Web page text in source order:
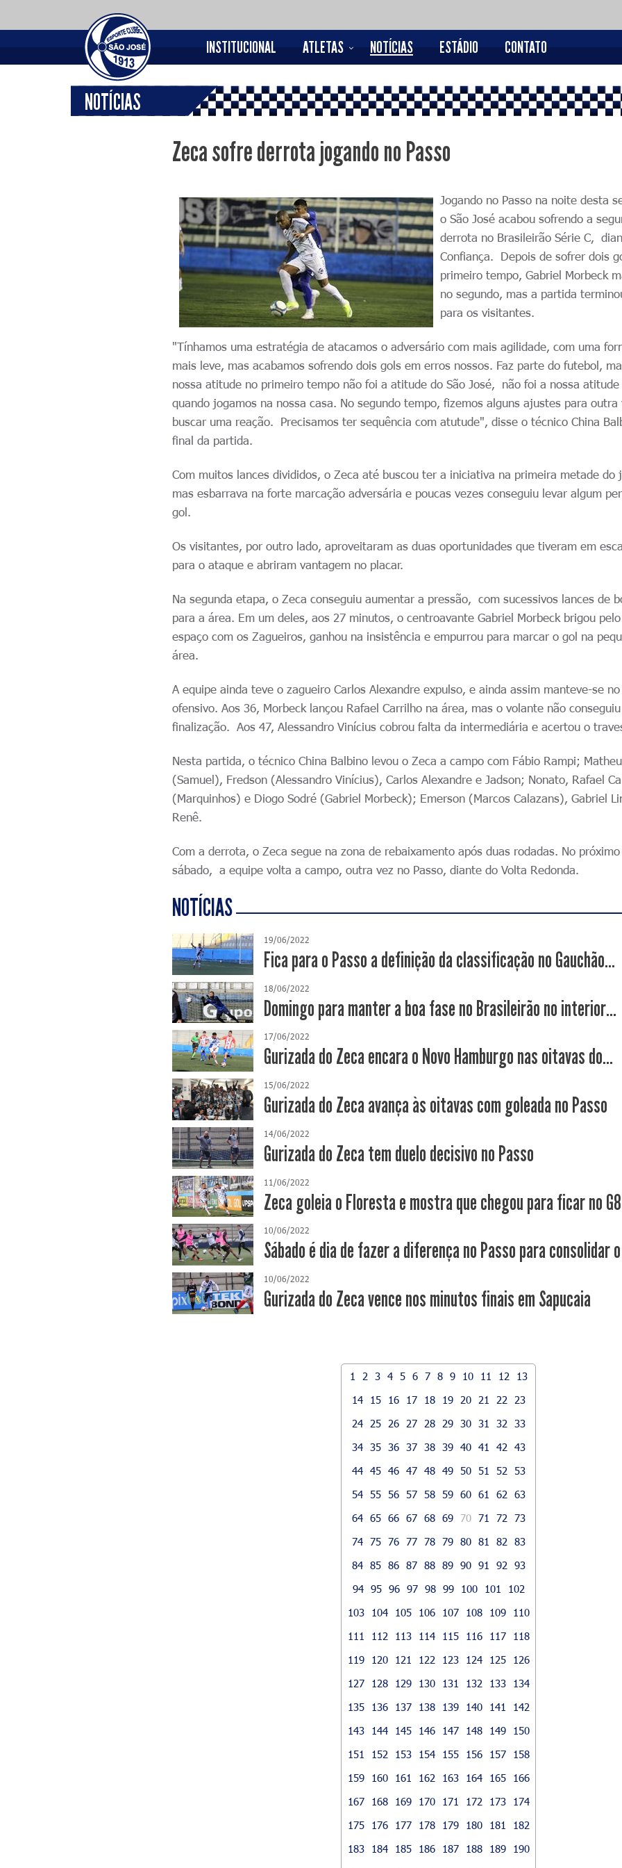
INSTITUCIONAL ATLETAS NOTÍCIAS ESTÁDIO CONTATO
NOTÍCIAS
Zeca sofre derrota jogando no Passo
Jogando no Passo na noite desta
o São José acabou sofrendo a
derrota no Brasileirão Série C,
Confiança. Depois de sofrer dois
primeiro tempo, Gabriel Morbeck
no segundo, mas a partida
para os visitantes.
"Tínhamos uma estratégia de atacamos o adversário com mais agilidade, com uma
mais leve, mas acabamos sofrendo dois gols em erros nossos. Faz parte do futebol,
nossa atitude no primeiro tempo não foi a atitude do São José, não foi a nossa atitude
quando jogamos na nossa casa. No segundo tempo, fizemos alguns ajustes para outra
buscar uma reação. Precisamos ter sequência com atutude", disse o técnico China
final da partida.
Com muitos lances divididos, o Zeca até buscou ter a iniciativa na primeira metade do
mas esbarrava na forte marcação adversária e poucas vezes conseguiu levar algum
gol.
Os visitantes, por outro lado, aproveitaram as duas oportunidades que tiveram em
para o ataque e abriram vantagem no placar.
Na segunda etapa, o Zeca conseguiu aumentar a pressão, com sucessivos lances de
para a área. Em um deles, aos 27 minutos, o centroavante Gabriel Morbeck brigou pelo
espaço com os Zagueiros, ganhou na insistência e empurrou para marcar o gol na
área.
A equipe ainda teve o zagueiro Carlos Alexandre expulso, e ainda assim manteve-se
ofensivo. Aos 36, Morbeck lançou Rafael Carrilho na área, mas o volante não
finalização. Aos 47, Alessandro Vinícius cobrou falta da intermediária e acertou o
Nesta partida, o técnico China Balbino levou o Zeca a campo com Fábio Rampi;
(Samuel), Fredson (Alessandro Vinícius), Carlos Alexandre e Jadson; Nonato, Rafael
(Marquinhos) e Diogo Sodré (Gabriel Morbeck); Emerson (Marcos Calazans), Gabriel
Renê.
Com a derrota, o Zeca segue na zona de rebaixamento após duas rodadas. No próximo
sábado, a equipe volta a campo, outra vez no Passo, diante do Volta Redonda.
NOTÍCIAS
19/06/2022
Fica para o Passo a definição da classificação no Gauchão...
18/06/2022
Domingo para manter a boa fase no Brasileirão no interior...
17/06/2022
Gurizada do Zeca encara o Novo Hamburgo nas oitavas do...
15/06/2022
Gurizada do Zeca avança às oitavas com goleada no Passo
14/06/2022
Gurizada do Zeca tem duelo decisivo no Passo
11/06/2022
Zeca goleia o Floresta e mostra que chegou para ficar no G8
10/06/2022
Sábado é dia de fazer a diferença no Passo para consolidar
10/06/2022
Gurizada do Zeca vence nos minutos finais em Sapucaia
1 2 3 4 5 6 7 8 9 10 11 12
13
14
15 16 17 18 19 20 21 22
23
24
25 26 27 28 29 30 31 32
33
34 35 36 37 38 39 40 41 42
43
44 45 46 47 48 49 50 51 52
53
54 55 56 57 58 59 60 61 62
63
64 65 66 67 68 69 70 71 72
73
74 75 76 77 78 79 80 81 82
83
84 85 86 87 88 89 90 91 92
93
94 95 96 97 98 99 100 101
102
103
104 105 106 107 108 109
110
111
112 113 114 115 116 117
118
119
120 121 122 123 124 125
126
127
128 129 130 131 132 133
134
135
136 137 138 139 140 141
142
143
144 145 146 147 148 149
150
151
152 153 154 155 156 157
158
159
160 161 162 163 164 165
166
167
168 169 170 171 172 173
174
175
176 177 178 179 180 181
182
183
184 185 186 187 188 189
190